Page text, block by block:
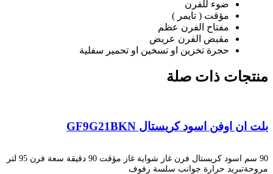
ضوء للفرن
مؤقت ( تايمر )
مفتاح الفرن عظم
مقبض الفرن عريض
حجرة تخزين او تسخين او تحمير سفلية
منتجات ذات صلة
بلت ان اوفن اسود كريستال GF9G21BKN
90 سم اسود كريستال فرن غاز شواية غاز مؤقت 90 دقيقة سعة فرن 95 لتر
مروحةتبريد حرارة جوانب سلسة رفوف